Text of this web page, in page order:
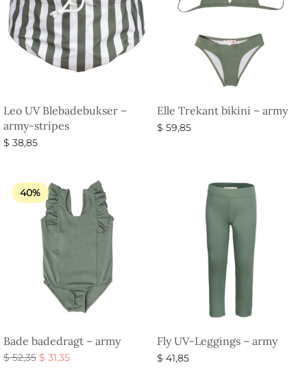
Leo UV Blebadebukser –
army-stripes
$ 38,85
Elle Trekant bikini – army
$ 59,85
40%
Bade badedragt – army
$52,35 Den
$ 31,35Den
Fly UV-Leggings – army
$ 41,85